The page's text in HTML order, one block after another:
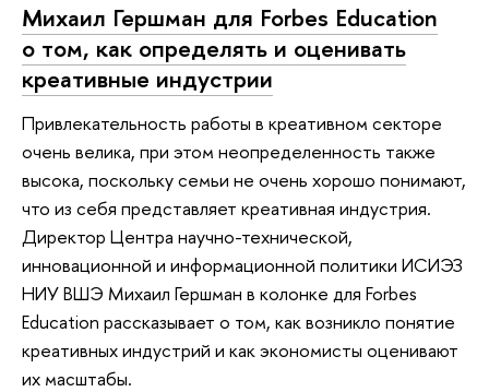
Михаил Гершман для Forbes Education
о том, как определять и оценивать
креативные индустрии
Привлекательность работы в креативном секторе
очень велика, при этом неопределенность также
высока, поскольку семьи не очень хорошо понимают,
что из себя представляет креативная индустрия.
Директор Центра научно-технической,
инновационной и информационной политики ИСИЭЗ
НИУ ВШЭ Михаил Гершман в колонке для Forbes
Education рассказывает о том, как возникло понятие
креативных индустрий и как экономисты оценивают
их масштабы.